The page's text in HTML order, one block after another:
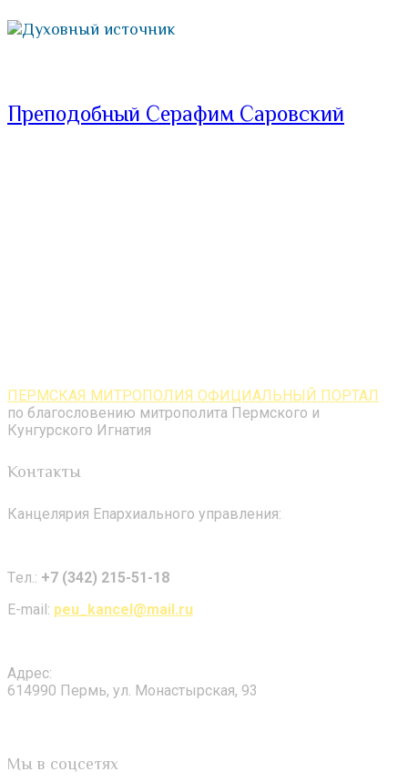
Духовный источник
Преподобный Серафим Саровский
ПЕРМСКАЯ МИТРОПОЛИЯ ОФИЦИАЛЬНЫЙ ПОРТАЛ
по благословению митрополита Пермского и
Кунгурского Игнатия
Контакты
Канцелярия Епархиального управления:
Tел.: +7 (342) 215-51-18
E-mail: peu_kancel@mail.ru
Адрес:
614990 Пермь, ул. Монастырская, 93
Мы в соцсетях